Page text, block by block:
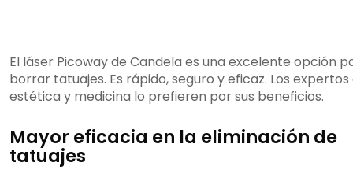
El láser Picoway de Candela es una excelente opción
borrar tatuajes. Es rápido, seguro y eficaz. Los expertos
estética y medicina lo prefieren por sus beneficios.
Mayor eficacia en la eliminación de
tatuajes